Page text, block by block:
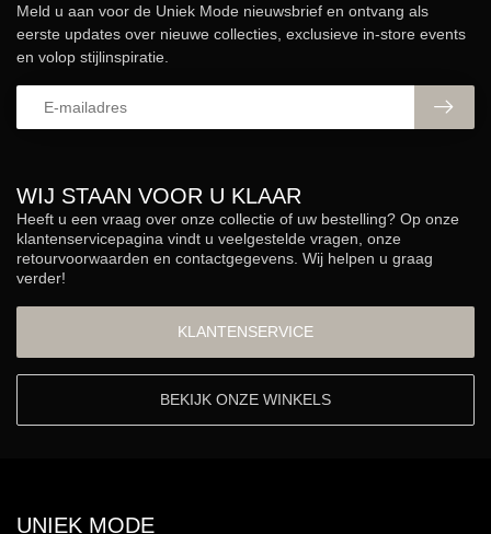
WIJ STAAN VOOR U KLAAR
Heeft u een vraag over onze collectie of uw bestelling? Op onze
klantenservicepagina vindt u veelgestelde vragen, onze
retourvoorwaarden en contactgegevens. Wij helpen u graag
verder!
KLANTENSERVICE
BEKIJK ONZE WINKELS
Meld u aan voor de Uniek Mode nieuwsbrief en ontvang als
eerste updates over nieuwe collecties, exclusieve in-store events
en volop stijlinspiratie.
UNIEK MODE